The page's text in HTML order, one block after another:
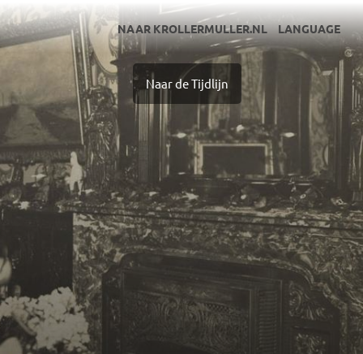
NAAR KROLLERMULLER.NL LANGUAGE
Naar de Tijdlijn